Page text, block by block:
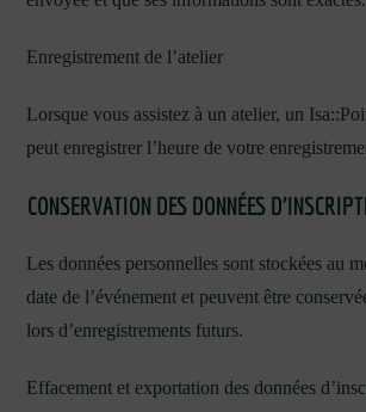
Enregistrement de l’atelier
Lorsque vous assistez à un atelier, un
peut enregistrer l’heure de votre
CONSERVATION DES DONNÉES
Les données personnelles sont stockées au
date de l’événement et peuvent être
lors d’enregistrements futurs.
Effacement et exportation des données